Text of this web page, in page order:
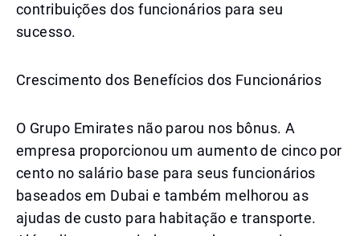
contribuições dos funcionários para seu
sucesso.
Crescimento dos Benefícios dos Funcionários
O Grupo Emirates não parou nos bônus. A
empresa proporcionou um aumento de cinco por
cento no salário base para seus funcionários
baseados em Dubai e também melhorou as
ajudas de custo para habitação e transporte.